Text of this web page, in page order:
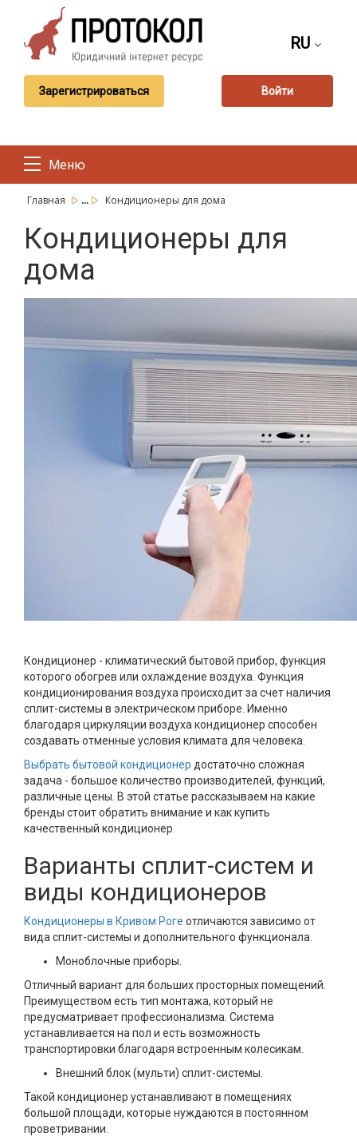
RU
Зарегистрироваться Войти
Меню
Главная ... Кондиционеры для дома
Кондиционеры для
дома
Кондиционер - климатический бытовой прибор, функция
которого обогрев или охлаждение воздуха. Функция
кондиционирования воздуха происходит за счет наличия
сплит-системы в электрическом приборе. Именно
благодаря циркуляции воздуха кондиционер способен
создавать отменные условия климата для человека.
Выбрать бытовой кондиционер достаточно сложная
задача - большое количество производителей, функций,
различные цены. В этой статье рассказываем на какие
бренды стоит обратить внимание и как купить
качественный кондиционер.
Варианты сплит-систем и
виды кондиционеров
Кондиционеры в Кривом Роге отличаются зависимо от
вида сплит-системы и дополнительного функционала.
Моноблочные приборы.
Отличный вариант для больших просторных помещений.
Преимуществом есть тип монтажа, который не
предусматривает профессионализма. Система
устанавливается на пол и есть возможность
транспортировки благодаря встроенным колесикам.
Внешний блок (мульти) сплит-системы.
Такой кондиционер устанавливают в помещениях
большой площади, которые нуждаются в постоянном
проветривании.